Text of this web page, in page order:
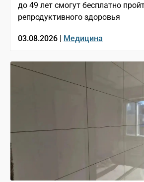
до 49 лет смогут бесплатно
репродуктивного здоровья
03.08.2026 | Медицина